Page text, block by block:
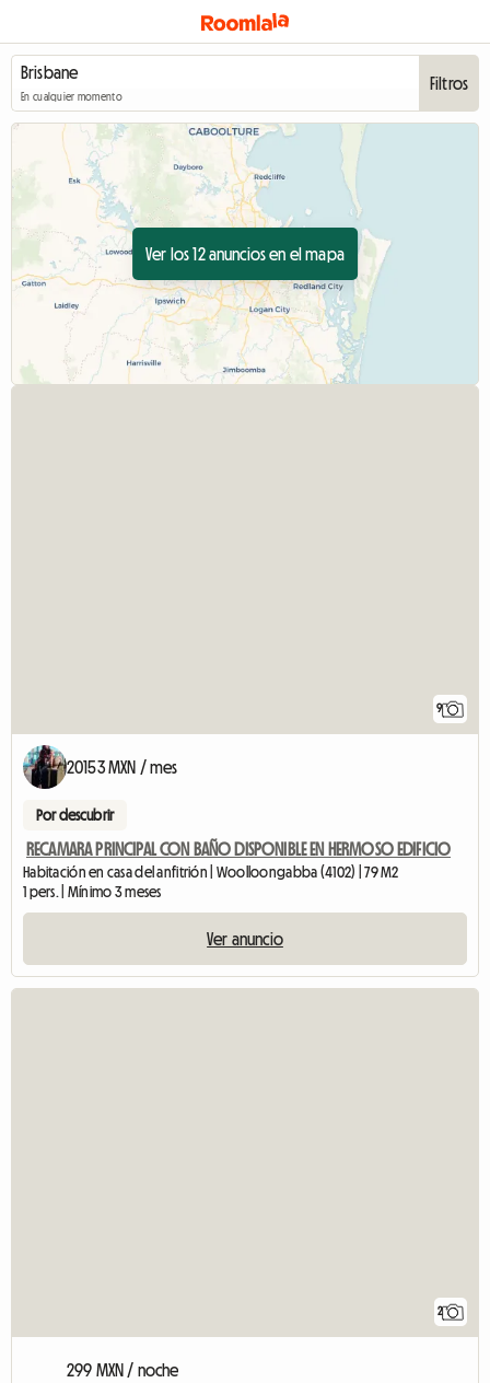
En cualquier momento
Filtros
Ver los 12 anuncios en el mapa
9
20153 MXN / mes
Por descubrir
RECAMARA PRINCIPAL CON BAÑO DISPONIBLE EN HERMOSO EDIFICIO
Habitación en casa del anfitrión | Woolloongabba (4102) | 79 M2
1 pers. | Mínimo 3 meses
Ver anuncio
2
299 MXN / noche